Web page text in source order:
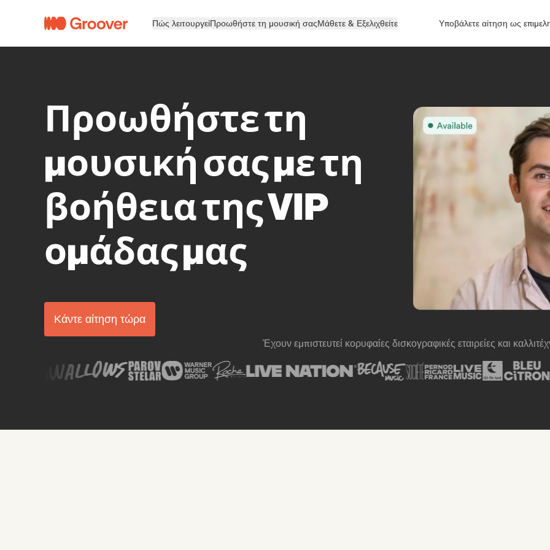
Πώς λειτουργείΠροωθήστε τη μουσική σαςΜάθετε & Εξελιχθείτε Υποβάλετε αίτηση ως
Προωθήστε τη
μουσική σας με τη
βοήθεια της VIP
ομάδας μας
Κάντε αίτηση τώρα
Έχουν εμπιστευτεί κορυφαίες δισκογραφικές εταιρείες και